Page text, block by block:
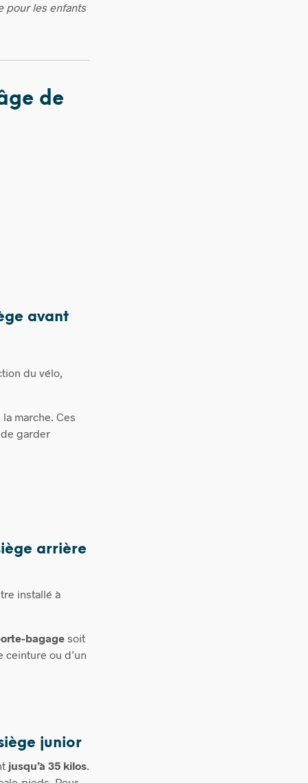
pour les enfants
de
avant
du vélo,
marche. Ces
garder
arrière
installé à
bagagesoit
ceinture ou d’un
junior
jusqu’à 35 kilos.